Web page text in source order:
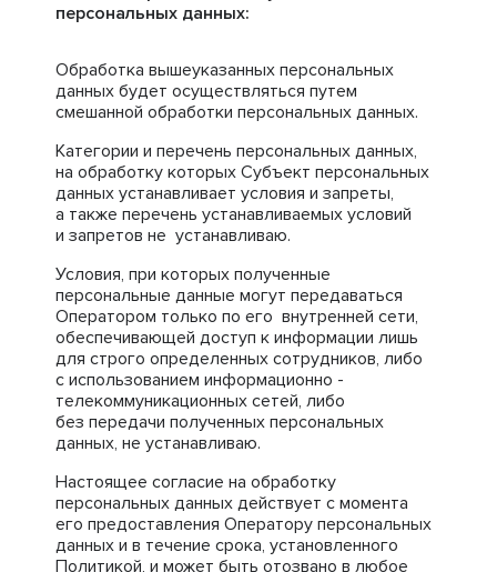
персональных данных:
Обработка вышеуказанных персональных
данных будет осуществляться путем
смешанной обработки персональных данных.
Категории и перечень персональных данных,
на обработку которых Субъект персональных
данных устанавливает условия и запреты,
а также перечень устанавливаемых условий
и запретов не устанавливаю.
Условия, при которых полученные
персональные данные могут передаваться
Оператором только по его внутренней сети,
обеспечивающей доступ к информации лишь
для строго определенных сотрудников, либо
с использованием информационно -
телекоммуникационных сетей, либо
без передачи полученных персональных
данных, не устанавливаю.
Настоящее согласие на обработку
персональных данных действует с момента
его предоставления Оператору персональных
данных и в течение срока, установленного
Политикой, и может быть отозвано в любое